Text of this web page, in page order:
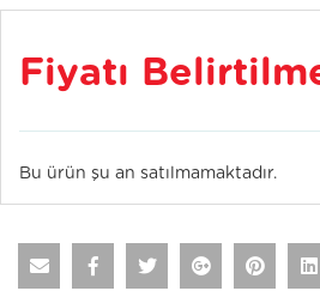
Fiyatı
Bu ürün şu an satılmamaktadır.